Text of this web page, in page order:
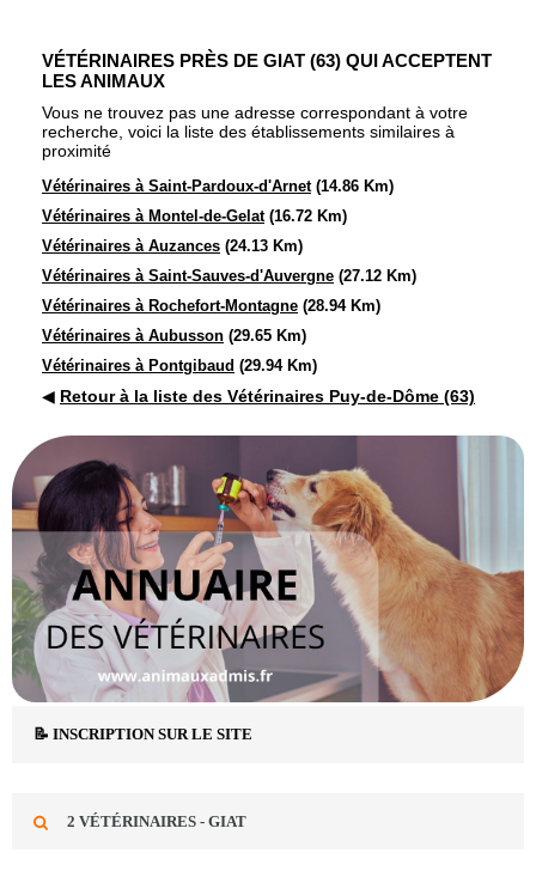
VÉTÉRINAIRES PRÈS DE GIAT (63) QUI ACCEPTENT
LES ANIMAUX
Vous ne trouvez pas une adresse correspondant à votre
recherche, voici la liste des établissements similaires à
proximité
Vétérinaires à Saint-Pardoux-d'Arnet(14.86 Km)
Vétérinaires à Montel-de-Gelat(16.72 Km)
Vétérinaires à Auzances (24.13 Km)
Vétérinaires à Saint-Sauves-d'Auvergne (27.12 Km)
Vétérinaires à Rochefort-Montagne (28.94 Km)
Vétérinaires à Aubusson (29.65 Km)
Vétérinaires à Pontgibaud (29.94 Km)
◀ Retour à la liste des Vétérinaires Puy-de-Dôme (63)
📝 INSCRIPTION SUR LE SITE
2 VÉTÉRINAIRES - GIAT